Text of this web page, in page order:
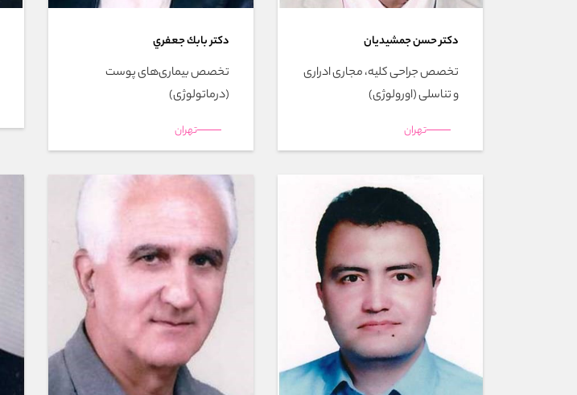
دکتر حسن جمشيديان
تخصص جراحی کلیه، مجاری ادراری
و تناسلی (اورولوژی)
تهران
دکتر بابك جعفري
تخصص بیماری‌های پوست
(درماتولوژی)
تهران